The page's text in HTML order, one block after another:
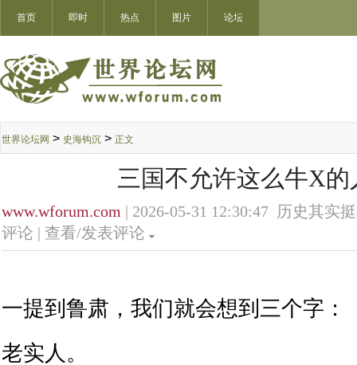
首页 即时 热点 图片 论坛
世界论坛网 > 史海钩沉 > 正文
三国不允许这么牛X的
www.wforum.com | 2026-05-31 12:30:47 历史其实
评论 | 查看/发表评论
一提到鲁肃，我们就会想到三个字：
老实人。